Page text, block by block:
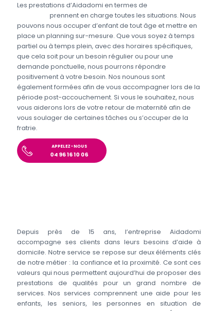
Les prestations d’Aidadomi en termes de
prennent en charge toutes les situations. Nous
pouvons nous occuper d’enfant de tout âge et mettre en
place un planning sur-mesure. Que vous soyez à temps
partiel ou à temps plein, avec des horaires spécifiques,
que cela soit pour un besoin régulier ou pour une
demande ponctuelle, nous pourrons répondre
positivement à votre besoin. Nos nounous sont
également formées afin de vous accompagner lors de la
période post-accouchement. Si vous le souhaitez, nous
vous aiderons lors de votre retour de maternité afin de
vous soulager de certaines tâches ou s’occuper de la
fratrie.
APPELEZ-NOUS
04 96 16 10 06
Depuis près de 15 ans, l’entreprise Aidadomi
accompagne ses clients dans leurs besoins d’aide à
domicile. Notre service se repose sur deux éléments clés
de notre métier : la confiance et la proximité. Ce sont ces
valeurs qui nous permettent aujourd’hui de proposer des
prestations de qualités pour un grand nombre de
services. Nos services comprennent une aide pour les
enfants, les seniors, les personnes en situation de